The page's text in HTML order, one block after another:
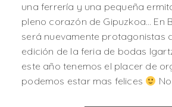
una ferrería y una pequeña
pleno corazón de Gipuzkoa… En
será nuevamente protagonistas
edición de la feria de bodas
este año tenemos el placer de
podemos estar mas felices